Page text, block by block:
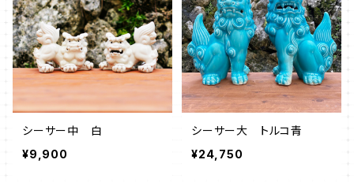
シーサー中 白
¥9,900
シーサー大 トルコ青
¥24,750